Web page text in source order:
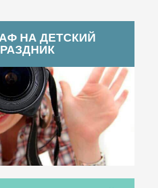
НА ДЕТСКИЙ